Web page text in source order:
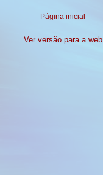
Página inicial
Ver versão para a web